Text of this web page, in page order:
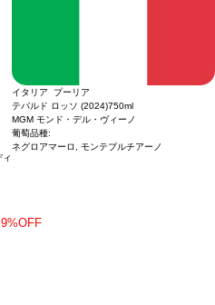
ィ
イタリア プーリア
テバルド ロッソ (2024)750ml
MGM モンド・デル・ヴィーノ
葡萄品種:
ネグロアマーロ, モンテプルチアーノ
9%OFF